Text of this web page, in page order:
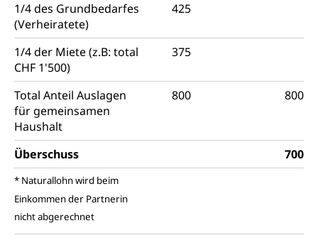
1/4 des Grundbedarfes
(Verheiratete)
425
1/4 der Miete (z.B: total
CHF 1'500)
375
Total Anteil Auslagen
für gemeinsamen
Haushalt
800 800
Überschuss 700
* Naturallohn wird beim
Einkommen der Partnerin
nicht abgerechnet